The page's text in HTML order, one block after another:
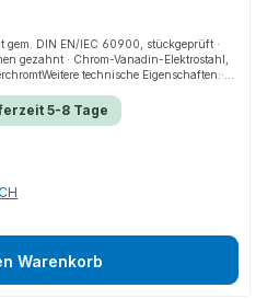
gem. DIN EN/IEC 60900, stückgeprüft ·
gezahnt · Chrom-Vanadin-Elektrostahl,
technische Eigenschaften:·
5-8 Tage
Warenkorb